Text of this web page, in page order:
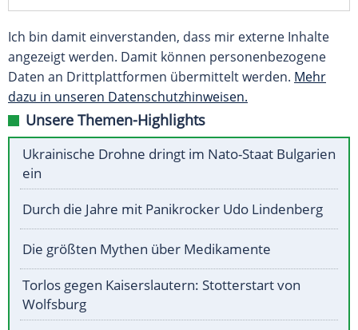
Ich bin damit einverstanden, dass mir externe Inhalte
angezeigt werden. Damit können personenbezogene
Daten an Drittplattformen übermittelt werden. Mehr
dazu in unseren Datenschutzhinweisen.
Unsere Themen-Highlights
Ukrainische Drohne dringt im Nato-Staat Bulgarien
ein
Durch die Jahre mit Panikrocker Udo Lindenberg
Die größten Mythen über Medikamente
Torlos gegen Kaiserslautern: Stotterstart von
Wolfsburg